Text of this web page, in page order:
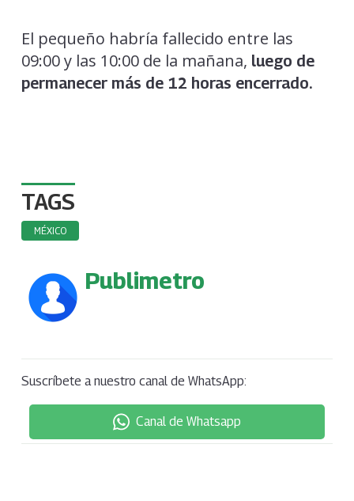
El pequeño habría fallecido entre las
09:00 y las 10:00 de la mañana, luego de
permanecer más de 12 horas encerrado.
TAGS
MÉXICO
Publimetro
Suscríbete a nuestro canal de WhatsApp:
Canal de Whatsapp